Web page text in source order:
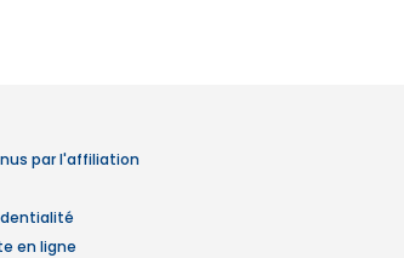
par l'affiliation
en ligne